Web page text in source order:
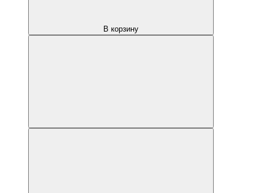
В корзину